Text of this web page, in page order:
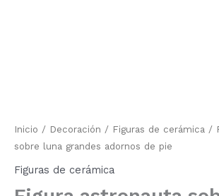
Inicio / Decoración / Figuras de cerámica /
sobre luna grandes adornos de pie
Figuras de cerámica